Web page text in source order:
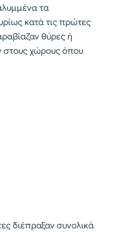
τα
κατά τις πρώτες
θύρες ή
στους χώρους όπου
διέπραξαν συνολικά